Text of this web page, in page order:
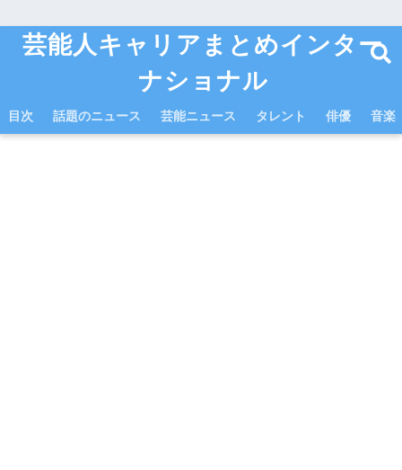
芸能人キャリアまとめインター
ナショナル
目次 話題のニュース 芸能ニュース タレント 俳優 音楽